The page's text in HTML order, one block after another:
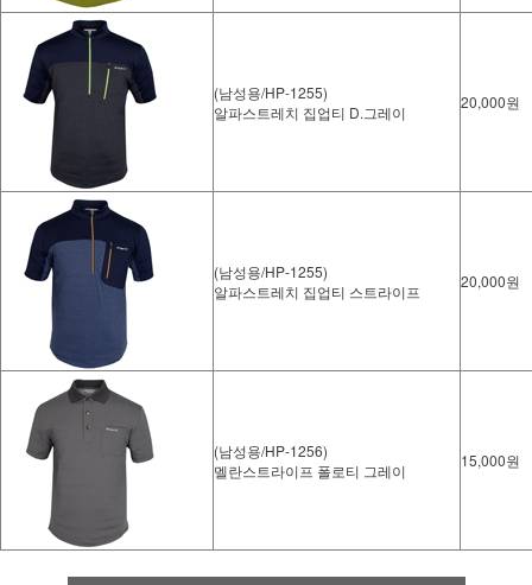
(남성용/HP-1255)
알파스트레치 집업티 D.그레이
20,000원
(남성용/HP-1255)
알파스트레치 집업티 스트라이프
20,000원
(남성용/HP-1256)
멜란스트라이프 폴로티 그레이
15,000원